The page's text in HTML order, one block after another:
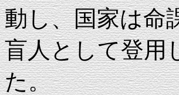
動し、国家は命
盲人として登用
た。